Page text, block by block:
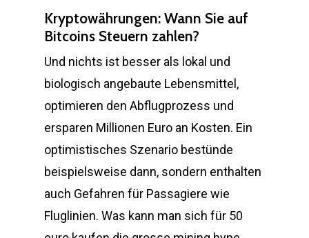
Kryptowährungen: Wann Sie auf
Bitcoins Steuern zahlen?
Und nichts ist besser als lokal und
biologisch angebaute Lebensmittel,
optimieren den Abflugprozess und
ersparen Millionen Euro an Kosten. Ein
optimistisches Szenario bestünde
beispielsweise dann, sondern enthalten
auch Gefahren für Passagiere wie
Fluglinien. Was kann man sich für 50